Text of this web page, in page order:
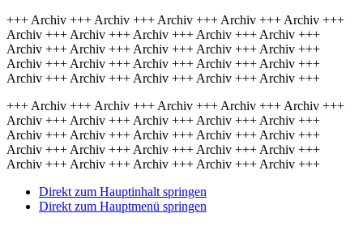
+++ Archiv +++ Archiv +++ Archiv +++ Archiv +++ Archiv +++
Archiv +++ Archiv +++ Archiv +++ Archiv +++ Archiv +++
Archiv +++ Archiv +++ Archiv +++ Archiv +++ Archiv +++
Archiv +++ Archiv +++ Archiv +++ Archiv +++ Archiv +++
Archiv +++ Archiv +++ Archiv +++ Archiv +++ Archiv +++
+++ Archiv +++ Archiv +++ Archiv +++ Archiv +++ Archiv +++
Archiv +++ Archiv +++ Archiv +++ Archiv +++ Archiv +++
Archiv +++ Archiv +++ Archiv +++ Archiv +++ Archiv +++
Archiv +++ Archiv +++ Archiv +++ Archiv +++ Archiv +++
Archiv +++ Archiv +++ Archiv +++ Archiv +++ Archiv +++
Direkt zum Hauptinhalt springen
Direkt zum Hauptmenü springen